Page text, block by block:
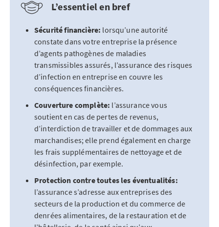
L’essentiel en bref
Sécurité financière: lorsqu’une autorité
constate dans votre entreprise la présence
d’agents pathogènes de maladies
transmissibles assurés, l’assurance des risques
d’infection en entreprise en couvre les
conséquences financières.
Couverture complète: l’assurance vous
soutient en cas de pertes de revenus,
d’interdiction de travailler et de dommages aux
marchandises; elle prend également en charge
les frais supplémentaires de nettoyage et de
désinfection, par exemple.
Protection contre toutes les éventualités:
l’assurance s’adresse aux entreprises des
secteurs de la production et du commerce de
denrées alimentaires, de la restauration et de